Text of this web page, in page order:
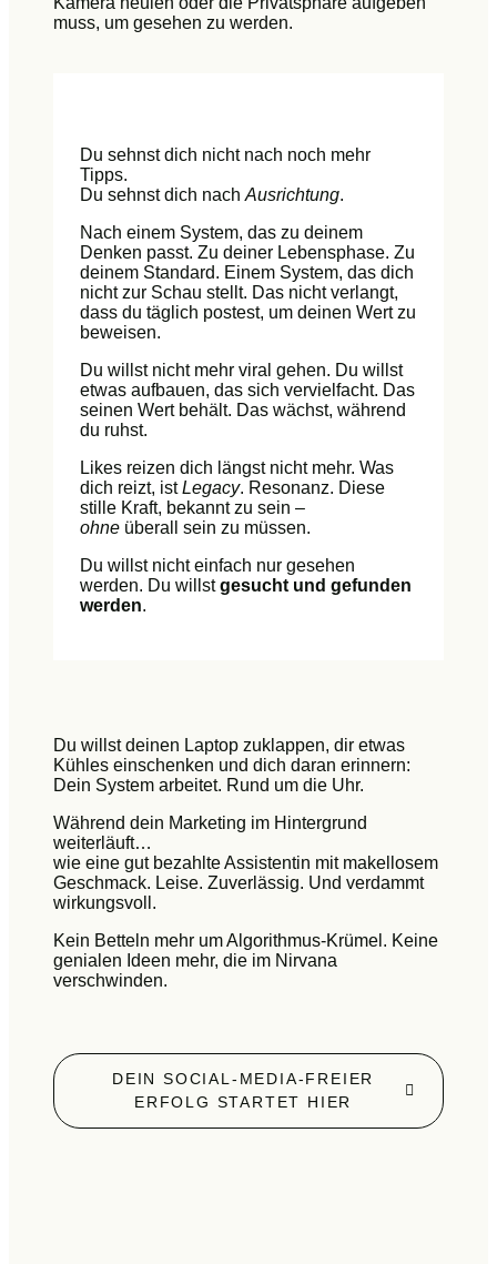
muss, um gesehen zu werden.
Du sehnst dich nicht nach noch mehr
Tipps.
Du sehnst dich nach Ausrichtung.
Nach einem System, das zu deinem
Denken passt. Zu deiner Lebensphase. Zu
deinem Standard. Einem System, das dich
nicht zur Schau stellt. Das nicht verlangt,
dass du täglich postest, um deinen Wert zu
beweisen.
Du willst nicht mehr viral gehen. Du willst
etwas aufbauen, das sich vervielfacht. Das
seinen Wert behält. Das wächst, während
du ruhst.
Likes reizen dich längst nicht mehr. Was
dich reizt, istLegacy. Resonanz. Diese
stille Kraft, bekannt zu sein –
ohne überall sein zu müssen.
Du willst nicht einfach nur gesehen
werden. Du willstgesucht und gefunden
werden.
Du willst deinen Laptop zuklappen, dir etwas
Kühles einschenken und dich daran erinnern:
Dein System arbeitet. Rund um die Uhr.
Während dein Marketing im Hintergrund
weiterläuft…
wie eine gut bezahlte Assistentin mit makellosem
Geschmack. Leise. Zuverlässig. Und verdammt
wirkungsvoll.
Kein Betteln mehr um Algorithmus-Krümel. Keine
genialen Ideen mehr, die im Nirvana
verschwinden.
DEIN SOCIAL-MEDIA-FREIER
ERFOLG STARTET HIER